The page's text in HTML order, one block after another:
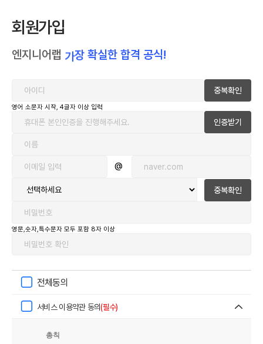
회원가입
엔지니어랩 장 확실한 합격 공식!
중복확인
영어 소문자 시작, 4글자 이상 입력
인증받기
@
중복확인
영문,숫자,특수문자 모두 포함 8자 이상
전체동의
서비스 이용약관 동의(필수)
총칙